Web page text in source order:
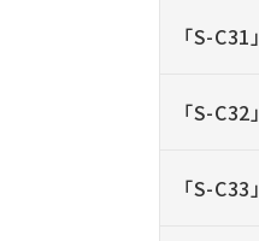
「S-C31」
「S-C32」
「S-C33」